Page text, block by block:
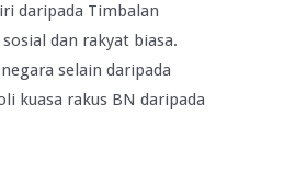
daripada Timbalan
dan rakyat biasa.
selain daripada
kuasa rakus BN daripada